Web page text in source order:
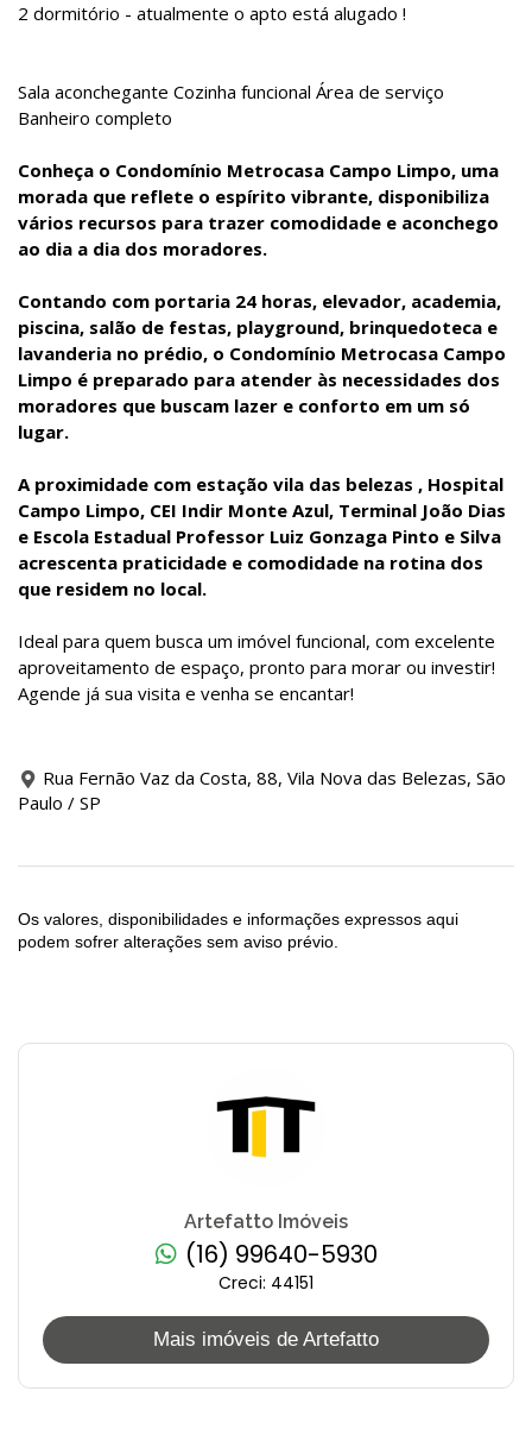
2 dormitório - atualmente o apto está alugado !
Sala aconchegante Cozinha funcional Área de serviço
Banheiro completo
Conheça o Condomínio Metrocasa Campo Limpo, uma
morada que reflete o espírito vibrante, disponibiliza
vários recursos para trazer comodidade e aconchego
ao dia a dia dos moradores.
Contando com portaria 24 horas, elevador, academia,
piscina, salão de festas, playground, brinquedoteca e
lavanderia no prédio, o Condomínio Metrocasa Campo
Limpo é preparado para atender às necessidades dos
moradores que buscam lazer e conforto em um só
lugar.
A proximidade com estação vila das belezas , Hospital
Campo Limpo, CEI Indir Monte Azul, Terminal João Dias
e Escola Estadual Professor Luiz Gonzaga Pinto e Silva
acrescenta praticidade e comodidade na rotina dos
que residem no local.
Ideal para quem busca um imóvel funcional, com excelente
aproveitamento de espaço, pronto para morar ou investir!
Agende já sua visita e venha se encantar!
Rua Fernão Vaz da Costa, 88, Vila Nova das Belezas, São
Paulo / SP
Os valores, disponibilidades e informações expressos aqui
podem sofrer alterações sem aviso prévio.
Artefatto Imóveis
(16) 99640-5930
Creci: 44151
Mais imóveis de Artefatto